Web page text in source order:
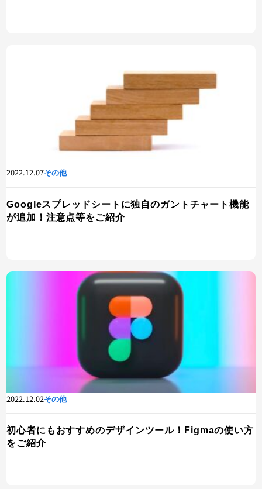
2022.12.07その他
Googleスプレッドシートに独自のガントチャート機能
が追加！注意点等をご紹介
2022.12.02その他
初心者にもおすすめのデザインツール！Figmaの使い方
をご紹介